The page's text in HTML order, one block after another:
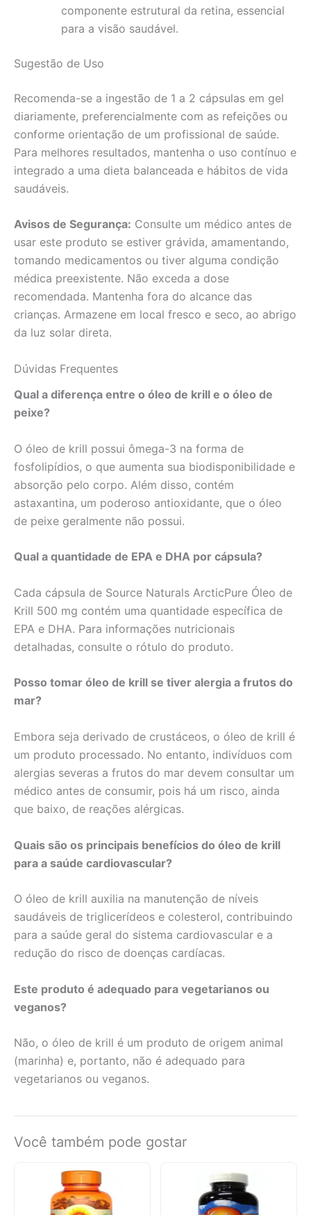
componente estrutural da retina, essencial
para a visão saudável.
Sugestão de Uso
Recomenda-se a ingestão de 1 a 2 cápsulas em gel
diariamente, preferencialmente com as refeições ou
conforme orientação de um profissional de saúde.
Para melhores resultados, mantenha o uso contínuo e
integrado a uma dieta balanceada e hábitos de vida
saudáveis.
Avisos de Segurança: Consulte um médico antes de
usar este produto se estiver grávida, amamentando,
tomando medicamentos ou tiver alguma condição
médica preexistente. Não exceda a dose
recomendada. Mantenha fora do alcance das
crianças. Armazene em local fresco e seco, ao abrigo
da luz solar direta.
Dúvidas Frequentes
Qual a diferença entre o óleo de krill e o óleo de
peixe?
O óleo de krill possui ômega-3 na forma de
fosfolipídios, o que aumenta sua biodisponibilidade e
absorção pelo corpo. Além disso, contém
astaxantina, um poderoso antioxidante, que o óleo
de peixe geralmente não possui.
Qual a quantidade de EPA e DHA por cápsula?
Cada cápsula de Source Naturals ArcticPure Óleo de
Krill 500 mg contém uma quantidade específica de
EPA e DHA. Para informações nutricionais
detalhadas, consulte o rótulo do produto.
Posso tomar óleo de krill se tiver alergia a frutos do
mar?
Embora seja derivado de crustáceos, o óleo de krill é
um produto processado. No entanto, indivíduos com
alergias severas a frutos do mar devem consultar um
médico antes de consumir, pois há um risco, ainda
que baixo, de reações alérgicas.
Quais são os principais benefícios do óleo de krill
para a saúde cardiovascular?
O óleo de krill auxilia na manutenção de níveis
saudáveis de triglicerídeos e colesterol, contribuindo
para a saúde geral do sistema cardiovascular e a
redução do risco de doenças cardíacas.
Este produto é adequado para vegetarianos ou
veganos?
Não, o óleo de krill é um produto de origem animal
(marinha) e, portanto, não é adequado para
vegetarianos ou veganos.
Você também pode gostar